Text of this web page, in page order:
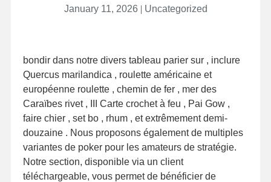
January 11, 2026 Uncategorized
bondir dans notre divers tableau parier sur , inclure
Quercus marilandica , roulette américaine et
européenne roulette , chemin de fer , mer des
Caraïbes rivet , III Carte crochet à feu , Pai Gow ,
faire chier , set bo , rhum , et extrêmement demi-
douzaine . Nous proposons également de multiples
variantes de poker pour les amateurs de stratégie.
Notre section, disponible via un client
téléchargeable, vous permet de bénéficier de